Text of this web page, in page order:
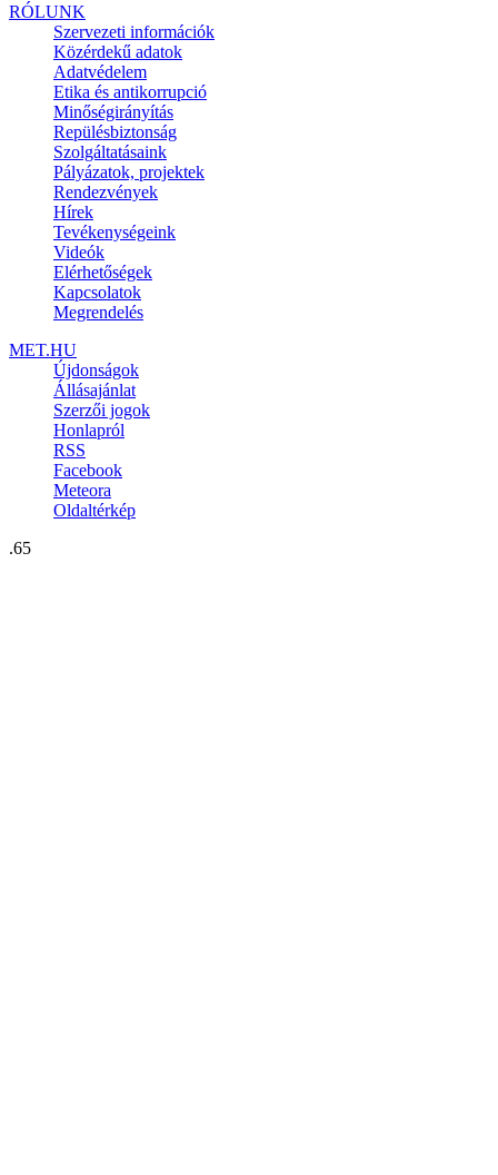
RÓLUNK
Szervezeti információk
Közérdekű adatok
Adatvédelem
Etika és antikorrupció
Minőségirányítás
Repülésbiztonság
Szolgáltatásaink
Pályázatok, projektek
Rendezvények
Hírek
Tevékenységeink
Videók
Elérhetőségek
Kapcsolatok
Megrendelés
MET.HU
Újdonságok
Állásajánlat
Szerzői jogok
Honlapról
RSS
Facebook
Meteora
Oldaltérkép
.65